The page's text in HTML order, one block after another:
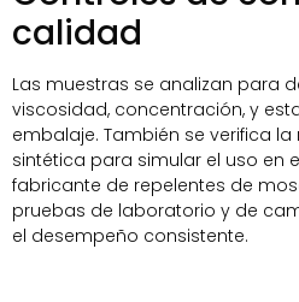
calidad
Las muestras se analizan para
viscosidad, concentración, y
embalaje. También se verifica
sintética para simular el uso en
fabricante de repelentes de
pruebas de laboratorio y de
el desempeño consistente.